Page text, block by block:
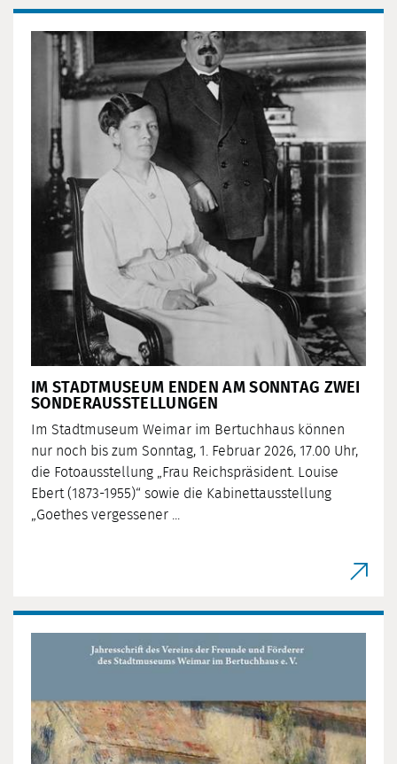
IM STADTMUSEUM ENDEN AM SONNTAG ZWEI
SONDERAUSSTELLUNGEN
Im Stadtmuseum Weimar im Bertuchhaus können
nur noch bis zum Sonntag, 1. Februar 2026, 17.00 Uhr,
die Fotoausstellung „Frau Reichspräsident. Louise
Ebert (1873-1955)“ sowie die Kabinettausstellung
„Goethes vergessener ...